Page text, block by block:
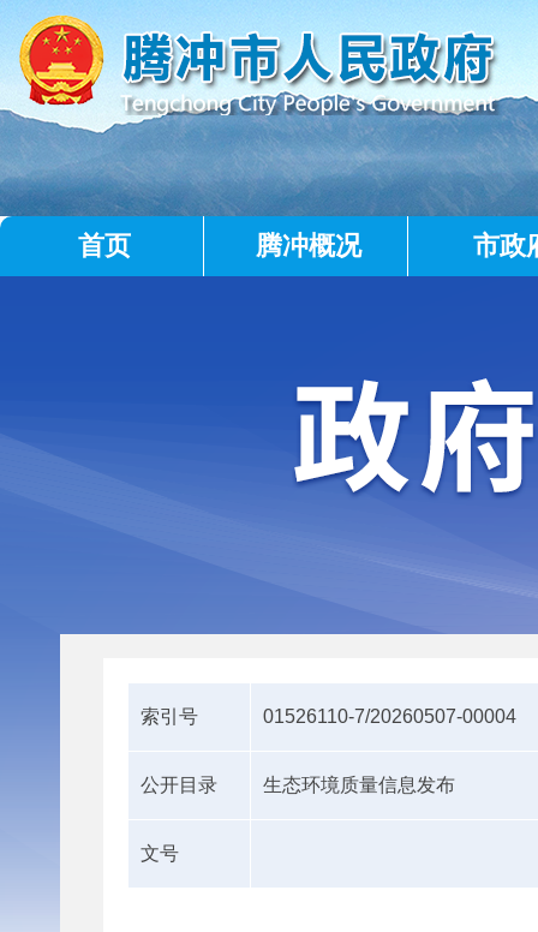
首页 腾冲概况 市政
索引号 01526110-7/20260507-00004
公开目录 生态环境质量信息发布
文号